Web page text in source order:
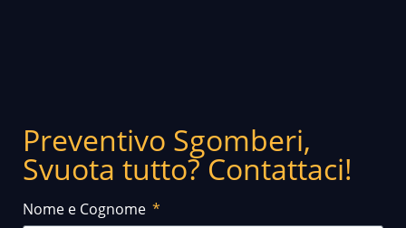
Preventivo Sgomberi,
Svuota tutto? Contattaci!
Nome e Cognome